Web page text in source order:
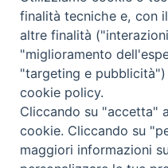
strage in Belgio nello stadio
Acerra, insieme
nell’ambito della campagna
intitolerà …Continue reading
« Pagina precedente
finalità tecniche e, con
altre finalità
"miglioramento
"targeting e
cookie policy.
Cliccando su "accetta"
cookie. Cliccando su
maggiori informazioni